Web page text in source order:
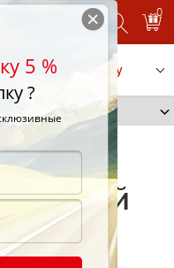
0
Заказать услугу
Winter
5 %
?